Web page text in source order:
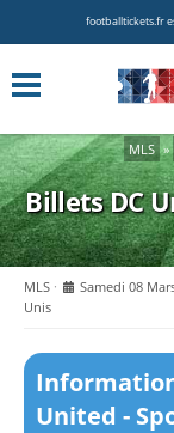
footballtickets.fr
MLS »
Billets DC
MLS Samedi 08
Unis
United -